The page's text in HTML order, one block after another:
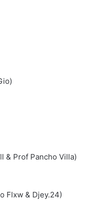
& Prof Pancho Villa)
Flxw & Djey.24)